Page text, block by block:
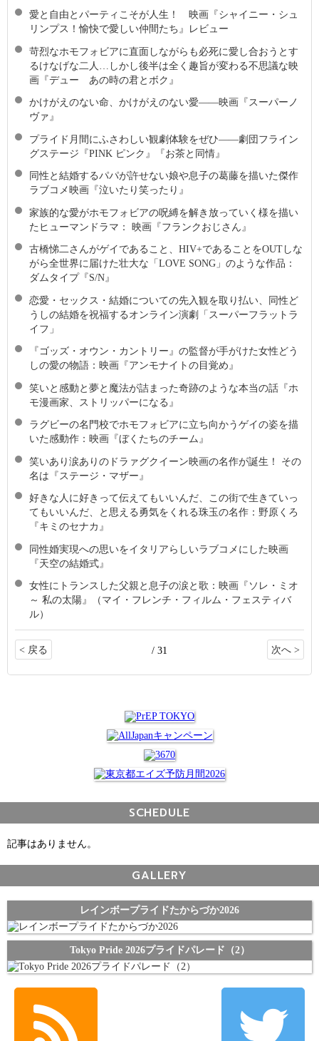
愛と自由とパーティこそが人生！ 映画『シャイニー・シュ
リンプス！愉快で愛しい仲間たち』レビュー
苛烈なホモフォビアに直面しながらも必死に愛し合おうとす
るけなげな二人…しかし後半は全く趣旨が変わる不思議な映
画『デュー あの時の君とボク』
かけがえのない命、かけがえのない愛――映画『スーパーノ
ヴァ』
プライド月間にふさわしい観劇体験をぜひ――劇団フライン
グステージ『PINK ピンク』『お茶と同情』
同性と結婚するパパが許せない娘や息子の葛藤を描いた傑作
ラブコメ映画『泣いたり笑ったり』
家族的な愛がホモフォビアの呪縛を解き放っていく様を描い
たヒューマンドラマ： 映画『フランクおじさん』
古橋悌二さんがゲイであること、HIV+であることをOUTしな
がら全世界に届けた壮大な「LOVE SONG」のような作品：
ダムタイプ『S/N』
恋愛・セックス・結婚についての先入観を取り払い、同性ど
うしの結婚を祝福するオンライン演劇「スーパーフラットラ
イフ」
『ゴッズ・オウン・カントリー』の監督が手がけた女性どう
しの愛の物語：映画『アンモナイトの目覚め』
笑いと感動と夢と魔法が詰まった奇跡のような本当の話『ホ
モ漫画家、ストリッパーになる』
ラグビーの名門校でホモフォビアに立ち向かうゲイの姿を描
いた感動作：映画『ぼくたちのチーム』
笑いあり涙ありのドラァグクイーン映画の名作が誕生！ その
名は『ステージ・マザー』
好きな人に好きって伝えてもいいんだ、この街で生きていっ
てもいいんだ、と思える勇気をくれる珠玉の名作：野原くろ
『キミのセナカ』
同性婚実現への思いをイタリアらしいラブコメにした映画
『天空の結婚式』
女性にトランスした父親と息子の涙と歌：映画『ソレ・ミオ
～ 私の太陽』（マイ・フレンチ・フィルム・フェスティバ
ル）
< 戻る / 31 次へ >
SCHEDULE
記事はありません。
GALLERY
レインボープライドたからづか2026
Tokyo Pride 2026プライドパレード（2）